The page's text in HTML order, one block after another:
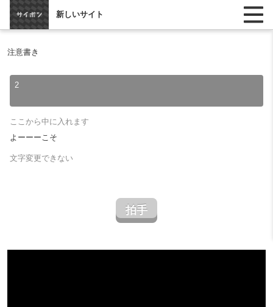
新しいサイト
注意書き
2
ここから中に入れます
よーーーこそ
文字変更できない
拍手